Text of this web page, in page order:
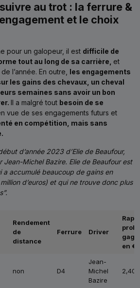
au trot : la ferrure &
et le choix
pour un galopeur, il est difficile de
tout au long de sa carrière, et
l’année. En outre, les engagements
les gains des chevaux, un cheval
semaines sans avoir un bon
Il a malgré tout besoin de se
vue de ses engagements futurs et
en compétition, mais sans
d’année 2023 d’Elie de Beaufour,
Jean-Michel Bazire. Elie de Beaufour est
a accumulé beaucoup de gains en
d’euros) et qui ne trouve donc plus
Rendement
de
distance
Ferrure Driver
en €
non D4
Jean-
Michel
Bazire
2,40